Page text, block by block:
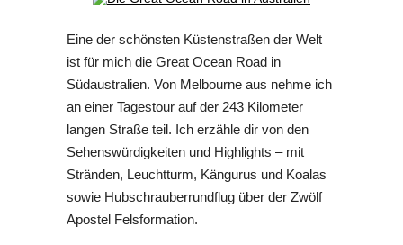
Eine der schönsten Küstenstraßen der Welt
ist für mich die Great Ocean Road in
Südaustralien. Von Melbourne aus nehme ich
an einer Tagestour auf der 243 Kilometer
langen Straße teil. Ich erzähle dir von den
Sehenswürdigkeiten und Highlights – mit
Stränden, Leuchtturm, Kängurus und Koalas
sowie Hubschrauberrundflug über der Zwölf
Apostel Felsformation.